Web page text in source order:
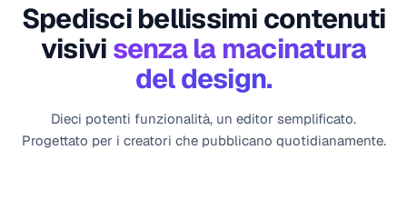
Spedisci bellissimi contenuti
visivi senza la macinatura
del design.
Dieci potenti funzionalità, un editor semplificato.
Progettato per i creatori che pubblicano quotidianamente.